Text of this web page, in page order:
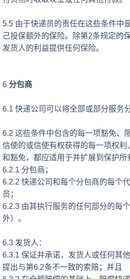
5.5 由于快递员的责任在这些条件中
己投保额外的保险。除第2条规定的
发货人的利益提供任何保险。
6 分包商
6.1 快递公司可以将全部或部分服务
6.2 这些条件中包含的每一项豁免、
信使的或信使有权获得的每一项权
和豁免，都应适用于并扩展到保护所
6.2.1 分包商；
6.2.2 快递公司和每个分包商的每个
员；
6.2.3 由其执行服务的任何部分的每
外）。
6.3 发货人：
6.3.1 保证并承诺，发货人或任何其
提出与第6.2条不一致的索赔；并且